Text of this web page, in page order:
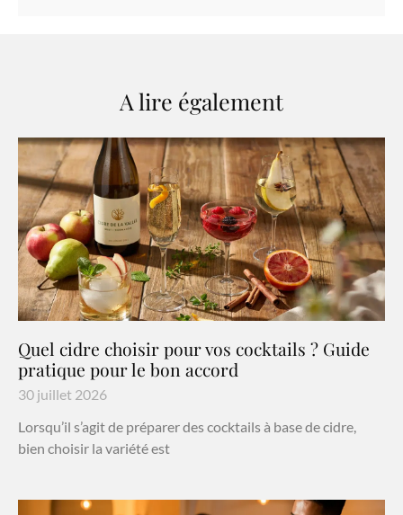
A lire également
Quel cidre choisir pour vos cocktails ? Guide
pratique pour le bon accord
30 juillet 2026
Lorsqu’il s’agit de préparer des cocktails à base de cidre,
bien choisir la variété est